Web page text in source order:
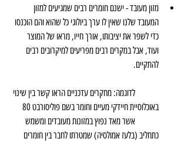
מזון מעובד - ישנם חומרים רבים שמגיעים למזון
המעובד שלנו שאין לו ערך ביולוגי כל שהוא והם הוכנסו
כדי לשפר את יציבותו, אורך חייו, מראו של המוצר
ועוד, אבל במקרים רבים מפריעים למיקרובים רבים
להתקיים.
	לדוגמה: מחקרים עדכניים הראו קשר בין שינוי
באוכלוסיית חיידקי מעיים וחומר בשם פוליסורבט 80
	אשר מאד נפוץ במזונות מעובדים ומשמש
כתחליב (בלעז אמולסיה) שמטרתו לחבר בין חומרים